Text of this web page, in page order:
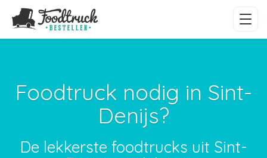
Foodtruck nodig in Sint-
Denijs?
De lekkerste foodtrucks uit Sint-